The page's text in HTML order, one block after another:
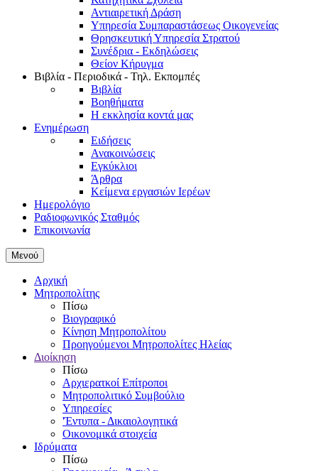
Αντιαιρετική Δράση
Υπηρεσία Συμπαραστάσεως Οικογενείας
Θρησκευτική Υπηρεσία Στρατού
Συνέδρια - Εκδηλώσεις
Θείον Κήρυγμα
Βιβλία - Περιοδικά - Τηλ. Εκπομπές
Βιβλία
Βοηθήματα
Η εκκλησία κοντά μας
Ενημέρωση
Ειδήσεις
Ανακοινώσεις
Εγκύκλιοι
Άρθρα
Κείμενα εργασιών Ιερέων
Ημερολόγιο
Ραδιοφωνικός Σταθμός
Επικοινωνία
Μενού
Αρχική
Μητροπολίτης
Πίσω
Βιογραφικό
Κίνηση Μητροπολίτου
Προηγούμενοι Μητροπολίτες Ηλείας
Διοίκηση
Πίσω
Αρχιερατκοί Επίτροποι
Μητροπολιτικό Συμβούλιο
Υπηρεσίες
'Έντυπα - Δικαιολογητικά
Οικονομικά στοιχεία
Ιδρύματα
Πίσω